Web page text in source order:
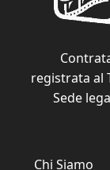
registrata al
Sede
Chi Siamo